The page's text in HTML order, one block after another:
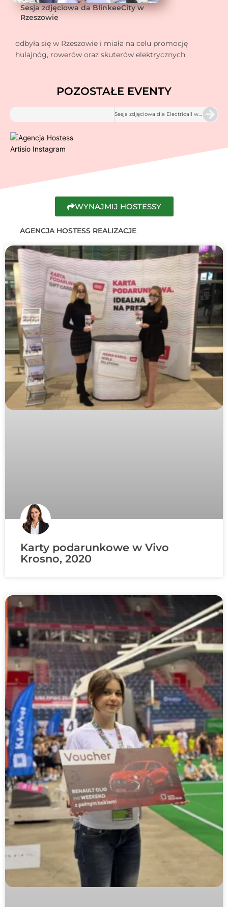
Sesja zdjęciowa da BlinkeeCity w
Rzeszowie
odbyła się w Rzeszowie i miała na celu promocję
hulajnóg, rowerów oraz skuterów elektrycznych.
POZOSTAŁE EVENTY
Sesja zdjęciowa dla Electricall w Rzeszowie
WYNAJMIJ HOSTESSY
AGENCJA HOSTESS REALIZACJE
Karty podarunkowe w Vivo
Krosno, 2020